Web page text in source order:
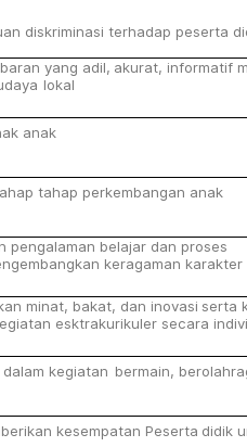
diskriminasi terhadap peserta
yang adil, akurat, informatif
lokal
anak
tahap perkembangan anak
belajar dan proses
keragaman karakter
minat, bakat, dan inovasi serta
esktrakurikuler secara
dalam kegiatan bermain,
kesempatan Peserta didik